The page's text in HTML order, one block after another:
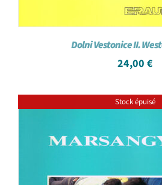
Dolni Vestonice II.
24,00 €
Stock épuisé